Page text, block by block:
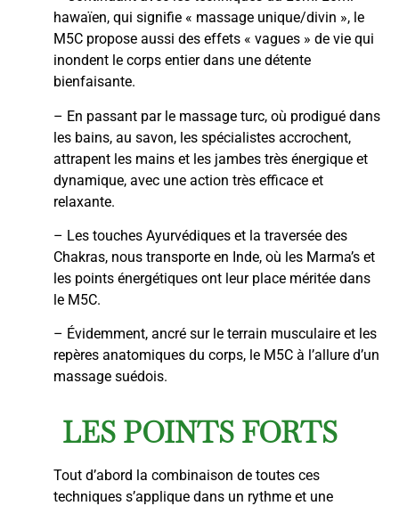
hawaïen, qui signifie « massage unique/divin », le
M5C propose aussi des effets « vagues » de vie qui
inondent le corps entier dans une détente
bienfaisante.
– En passant par le massage turc, où prodigué dans
les bains, au savon, les spécialistes accrochent,
attrapent les mains et les jambes très énergique et
dynamique, avec une action très efficace et
relaxante.
– Les touches Ayurvédiques et la traversée des
Chakras, nous transporte en Inde, où les Marma’s et
les points énergétiques ont leur place méritée dans
le M5C.
– Évidemment, ancré sur le terrain musculaire et les
repères anatomiques du corps, le M5C à l’allure d’un
massage suédois.
LES POINTS FORTS
Tout d’abord la combinaison de toutes ces
techniques s’applique dans un rythme et une